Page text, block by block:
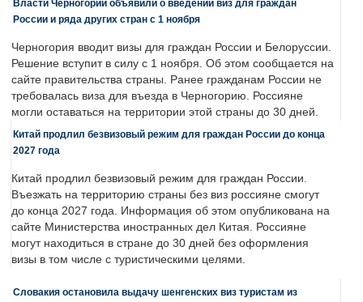
Власти Черногории объявили о введении виз для граждан
России и ряда других стран с 1 ноября
Черногория вводит визы для граждан России и Белоруссии.
Решение вступит в силу с 1 ноября. Об этом сообщается на
сайте правительства страны. Ранее гражданам России не
требовалась виза для въезда в Черногорию. Россияне
могли оставаться на территории этой страны до 30 дней.
Китай продлил безвизовый режим для граждан России до конца
2027 года
Китай продлил безвизовый режим для граждан России.
Въезжать на территорию страны без виз россияне смогут
до конца 2027 года. Информация об этом опубликована на
сайте Министерства иностранных дел Китая. Россияне
могут находиться в стране до 30 дней без оформления
визы в том числе с туристическими целями.
Словакия остановила выдачу шенгенских виз туристам из